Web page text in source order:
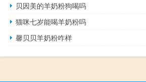
贝因美的羊奶粉狗喝吗
猫咪七岁能喝羊奶粉吗
馨贝贝羊奶粉咋样